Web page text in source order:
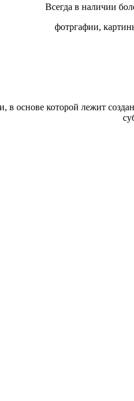
Всегда в наличии
фотргафии,
в основе которой лежит